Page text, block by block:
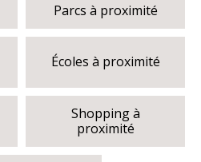
Parcs à proximité
Écoles à proximité
Shopping à
proximité